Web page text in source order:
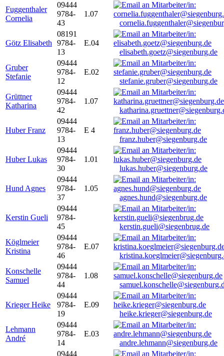
Fuggenthaler
Cornelia
09444
9784-
43
1.07
Götz Elisabeth
08191
9784-
13
E.04
elisabeth.goetz@siegenburg.de
Gruber
Stefanie
09444
9784-
12
E.02
stefanie.gruber@siegenburg.de
Grüttner
Katharina
09444
9784-
42
1.07
Huber Franz
09444
9784-
13
E 4
franz.huber@siegenburg.de
Huber Lukas
09444
9784-
30
1.01
lukas.huber@siegenburg.de
Hund Agnes
09444
9784-
37
1.05
agnes.hund@siegenburg.de
Kerstin Gueli
09444
9784-
45
kerstin.gueli@siegenbrug.de
Köglmeier
Kristina
09444
9784-
46
E.07
Konschelle
Samuel
09444
9784-
44
1.08
Krieger Heike
09444
9784-
19
E.09
heike.krieger@siegenburg.de
Lehmann
André
09444
9784-
14
E.03
andre.lehmann@siegenburg.de
09444